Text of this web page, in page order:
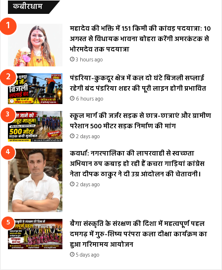
कबीरधाम
महादेव की भक्ति में 151 किमी की कांवड़ पदयात्रा: 10
अगस्त से विधायक भावना बोहरा करेंगी अमरकंटक से
भोरमदेव तक पदयात्रा
3 hours ago
पंडरिया-कुकदूर क्षेत्र में कल दो घंटे बिजली सप्लाई
रहेगी बंद पंडरिया शहर की पूरी लाइन होगी प्रभावित
6 hours ago
स्कूल मार्ग की जर्जर सड़क से छात्र-छात्राएं और ग्रामीण
परेशान 500 मीटर सड़क निर्माण की मांग
2 days ago
कवर्धा: नगरपालिका की लापरवाही से स्वच्छता
अभियान ठप कबाड़ हो रही हैं कचरा गाड़ियां कांग्रेस
नेता दीपक ठाकुर ने दी उग्र आंदोलन की चेतावनी।
2 days ago
बैगा संस्कृति के संरक्षण की दिशा में महत्वपूर्ण पहल
दमगढ़ में गुरु-शिष्य परंपरा कला दीक्षा कार्यक्रम का
हुआ गरिमामय आयोजन
5 days ago